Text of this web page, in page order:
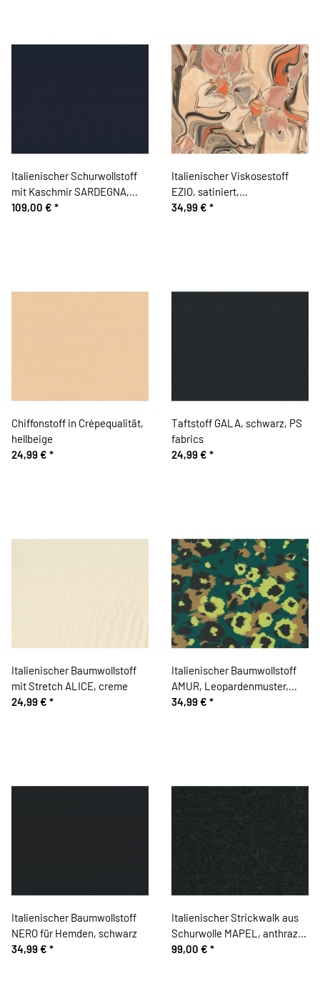
Italienischer Schurwollstoff
mit Kaschmir SARDEGNA,
dunkelblau
109,00 € *
Italienischer Viskosestoff
EZIO, satiniert,
Marmormuster, beige
34,99 € *
Chiffonstoff in Crépequalität,
hellbeige
24,99 € *
Taftstoff GALA, schwarz, PS
fabrics
24,99 € *
Italienischer Baumwollstoff
mit Stretch ALICE, creme
24,99 € *
Italienischer Baumwollstoff
AMUR, Leopardenmuster,
petrolgrün
34,99 € *
Italienischer Baumwollstoff
NERO für Hemden, schwarz
34,99 € *
Italienischer Strickwalk aus
Schurwolle MAPEL, anthrazit
meliert
99,00 € *